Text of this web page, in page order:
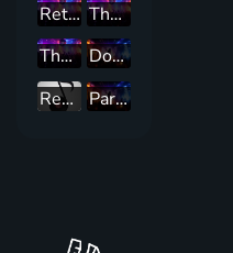
Retro Mix
The 80's
The 00's
Don't Stop The Dance
Repete
Partyzone